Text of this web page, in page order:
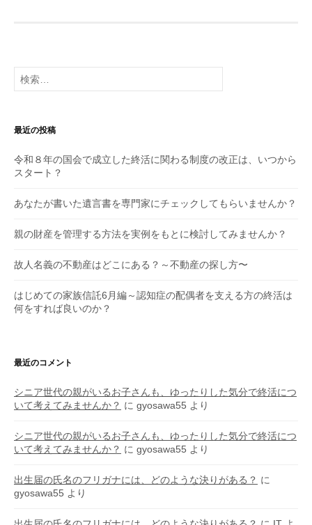
検
索:
最近の投稿
令和８年の国会で成立した終活に関わる制度の改正は、いつから
スタート？
あなたが書いた遺言書を専門家にチェックしてもらいませんか？
親の財産を管理する方法を実例をもとに検討してみませんか？
故人名義の不動産はどこにある？～不動産の探し方〜
はじめての家族信託6月編～認知症の配偶者を支える方の終活は
何をすれば良いのか？
最近のコメント
シニア世代の親がいるお子さんも、ゆったりした気分で終活につ
いて考えてみませんか？ に gyosawa55 より
シニア世代の親がいるお子さんも、ゆったりした気分で終活につ
いて考えてみませんか？ に gyosawa55 より
出生届の氏名のフリガナには、どのような決りがある？ に
gyosawa55 より